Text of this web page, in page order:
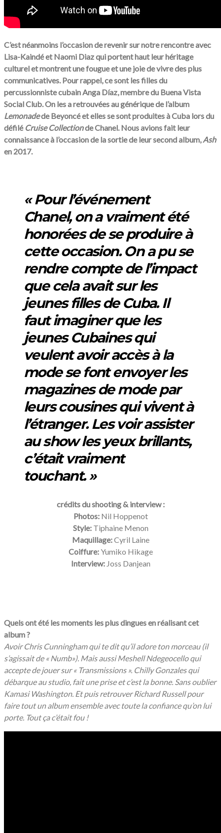
C’est néanmoins l’occasion de revenir sur notre rencontre avec
Lisa-Kaindé et Naomi Diaz qui portent haut leur héritage
culturel et montrent une fougue et une joie de vivre des plus
communicatives. Pour rappel, ce sont les filles du
percussionniste cubain Anga Díaz, membre du Buena Vista
Social Club. On les a retrouvées au générique de l’album
Lemonadede Beyoncé et elles se sont produites à Cuba lors du
défilé Cruise Collectionde Chanel. Nous avions fait leur
connaissance à l’occasion de la sortie de leur second album,Ash
en 2017.
« Pour l’événement
Chanel, on a vraiment été
honorées de se produire à
cette occasion. On a pu se
rendre compte de l’impact
que cela avait sur les
jeunes filles de Cuba. Il
faut imaginer que les
jeunes Cubaines qui
veulent avoir accès à la
mode se font envoyer les
magazines de mode par
leurs cousines qui vivent à
l’étranger. Les voir assister
au show les yeux brillants,
c’était vraiment
touchant. »
crédits du shooting & interview :
Photos:Nil Hoppenot
Style:Tiphaine Menon
Maquillage:Cyril Laine
Coiffure:Yumiko Hikage
Interview:Joss Danjean
Quels ont été les moments les plus dingues en réalisant cet
album ?
Avoir Chris Cunningham qui te dit qu’il adore ton morceau (il
s’agissait de « Numb»). Mais aussi Meshell Ndegeocello qui
accepte de jouer sur « Transmissions ». Chilly Gonzales qui
débarque au studio, fait une prise et c’est la bonne. Sans oublier
Kamasi Washington. Et puis retrouver Richard Russell pour
faire tout un album ensemble avec toute la confiance qu’on lui
porte. Tout ça c’était fou !